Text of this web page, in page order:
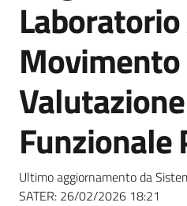
Movimento
Valutazione
Funzionale
Ultimo aggiornamento da
SATER: 26/02/2026 18:21